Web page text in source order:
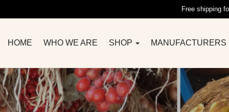
Free shipping
HOME WHO WE ARE SHOP MANUFACTURERS